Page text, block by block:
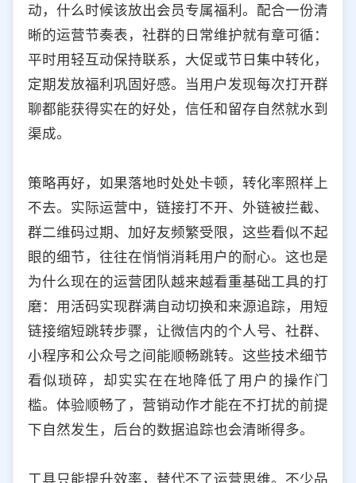
动，什么时候该放出会员专属福利。配合一份清
晰的运营节奏表，社群的日常维护就有章可循：
平时用轻互动保持联系，大促或节日集中转化，
定期发放福利巩固好感。当用户发现每次打开群
聊都能获得实在的好处，信任和留存自然就水到
渠成。
策略再好，如果落地时处处卡顿，转化率照样上
不去。实际运营中，链接打不开、外链被拦截、
群二维码过期、加好友频繁受限，这些看似不起
眼的细节，往往在悄悄消耗用户的耐心。这也是
为什么现在的运营团队越来越看重基础工具的打
磨：用活码实现群满自动切换和来源追踪，用短
链接缩短跳转步骤，让微信内的个人号、社群、
小程序和公众号之间能顺畅跳转。这些技术细节
看似琐碎，却实实在在地降低了用户的操作门
槛。体验顺畅了，营销动作才能在不打扰的前提
下自然发生，后台的数据追踪也会清晰得多。
工具只能提升效率，替代不了运营思维。不少品